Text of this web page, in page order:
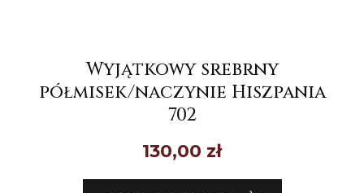
Wyjątkowy srebrny
półmisek/naczynie Hiszpania
702
130,00 zł